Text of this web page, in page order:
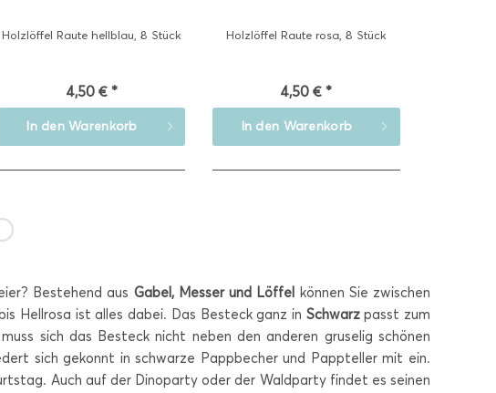
Holzlöffel Raute hellblau, 8 Stück
4,50 € *
In den Warenkorb
Holzlöffel Raute rosa, 8 Stück
4,50 € *
In den Warenkorb
Bestehend aus Gabel, Messer und Löffel
können Sie zwischen
Hellrosa ist alles dabei. Das Besteck ganz in Schwarzpasst zum
sich das Besteck nicht neben den anderen gruselig schönen
sich gekonnt in schwarze Pappbecher und Pappteller mit ein.
Auch auf der Dinoparty oder der Waldparty findet es seinen